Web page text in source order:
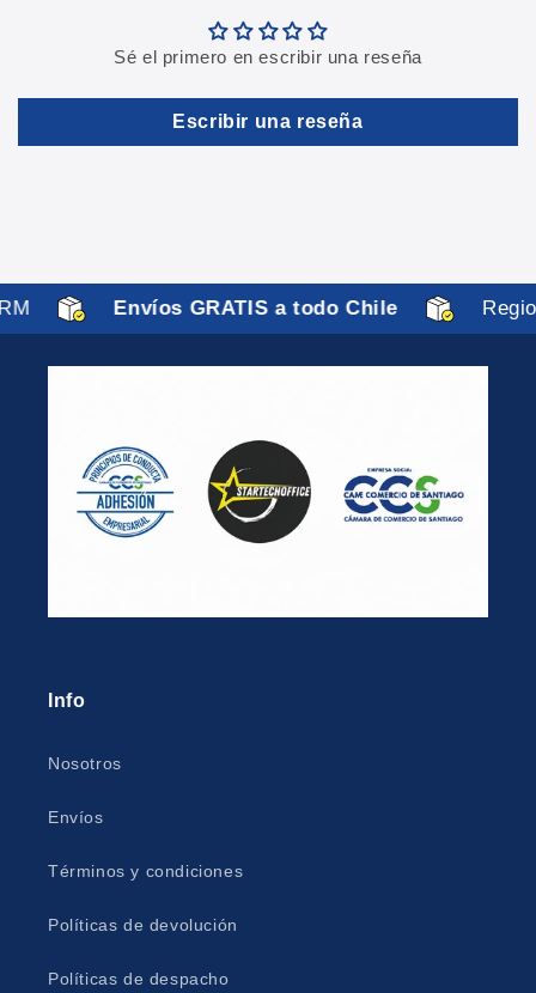
Sé el primero en escribir una reseña
Escribir una reseña
Envíos GRATIS a todo Chile
Info
Nosotros
Envíos
Términos y condiciones
Políticas de devolución
Políticas de despacho